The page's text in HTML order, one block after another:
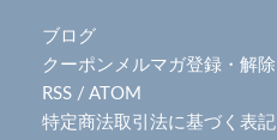
ブログ
クーポンメルマガ登録・解除
RSS / ATOM
特定商法取引法に基づく表記